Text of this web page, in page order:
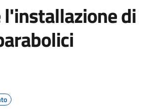
l'installazione di